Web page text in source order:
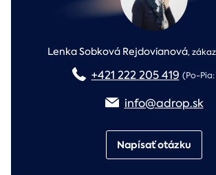
Lenka Sobková Rejdovianová,
+421 222 205 419 (Po-Pia:
info@adrop.sk
Napísať otázku